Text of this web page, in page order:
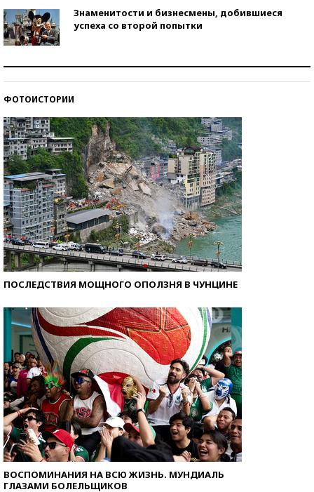
Знаменитости и бизнесмены, добившиеся
успеха со второй попытки
ФОТОИСТОРИИ
ПОСЛЕДСТВИЯ МОЩНОГО ОПОЛЗНЯ В ЧУНЦИНЕ
ВОСПОМИНАНИЯ НА ВСЮ ЖИЗНЬ. МУНДИАЛЬ
ГЛАЗАМИ БОЛЕЛЬЩИКОВ